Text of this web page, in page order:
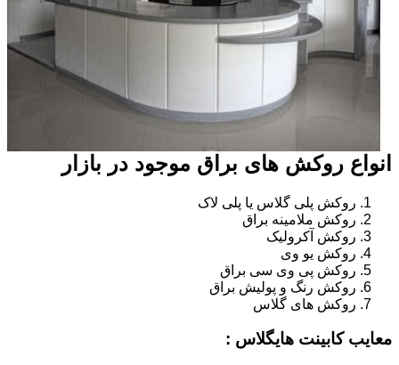
انواع روکش های براق موجود در بازار
روکش پلی گلاس یا پلی لاک
روکش ملامینه براق
روکش آکرولیک
روکش یو وی
روکش پی وی سی براق
روکش رنگ و پولیش براق
روکش های گلاس
معایب کابینت هایگلاس :